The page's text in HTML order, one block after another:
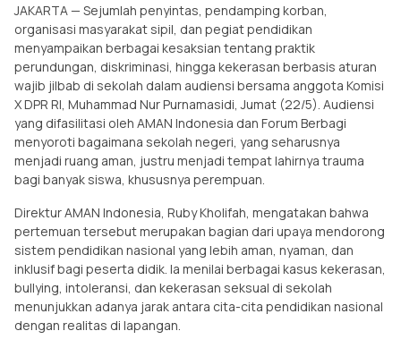
JAKARTA — Sejumlah penyintas, pendamping korban,
organisasi masyarakat sipil, dan pegiat pendidikan
menyampaikan berbagai kesaksian tentang praktik
perundungan, diskriminasi, hingga kekerasan berbasis aturan
wajib jilbab di sekolah dalam audiensi bersama anggota Komisi
X DPR RI, Muhammad Nur Purnamasidi, Jumat (22/5). Audiensi
yang difasilitasi oleh AMAN Indonesia dan Forum Berbagi
menyoroti bagaimana sekolah negeri, yang seharusnya
menjadi ruang aman, justru menjadi tempat lahirnya trauma
bagi banyak siswa, khususnya perempuan.
Direktur AMAN Indonesia, Ruby Kholifah, mengatakan bahwa
pertemuan tersebut merupakan bagian dari upaya mendorong
sistem pendidikan nasional yang lebih aman, nyaman, dan
inklusif bagi peserta didik. Ia menilai berbagai kasus kekerasan,
bullying, intoleransi, dan kekerasan seksual di sekolah
menunjukkan adanya jarak antara cita-cita pendidikan nasional
dengan realitas di lapangan.